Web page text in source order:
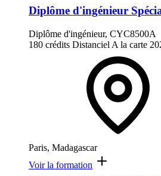
Diplôme d'ingénieur
Diplôme d'ingénieur, CYC8500A
180 crédits Distanciel A la carte
Paris, Madagascar
Voir la formation